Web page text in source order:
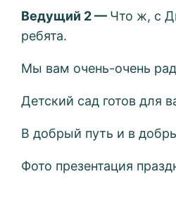
Ведущий 2— Что ж, с
ребята.
Мы вам очень-очень
Детский сад готов для
В добрый путь и в
Фото презентация